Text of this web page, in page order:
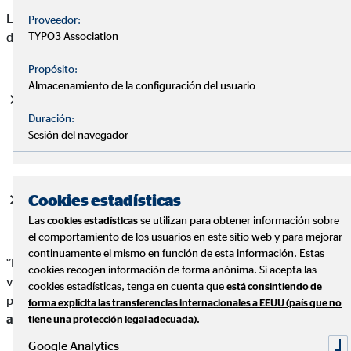
La ponente analizó 1.600 personas durante siete años y
destacó dos aspectos importantes:
entenderme y de motivarme): las personas sienten
cuando tienes miedo y por eso hay que trabajar el
autoliderazgo para sentir esa seguridad.
Capacidad de comunicación:
porque somos de la manera que somos.
‘’Escuchar significa que mientras la otra persona habla tú estás
viendo la manera de ver su percepción de la realidad’’ nadie
puede ver lo mismo, sentir lo mismo ni percibir lo mismo,
aclara Laura.
Proveedor:
TYPO3 Association
Propósito:
Almacenamiento de la configuración del usuario
Duración:
Sesión del navegador
Cookies estadísticas
Las cookies estadísticas se utilizan para obtener información sobre
el comportamiento de los usuarios en este sitio web y para mejorar
continuamente el mismo en función de esta información. Estas
cookies recogen información de forma anónima. Si acepta las
cookies estadísticas, tenga en cuenta que está consintiendo de
forma explícita las transferencias internacionales a EEUU (país que no
tiene una protección legal adecuada).
Google Analytics